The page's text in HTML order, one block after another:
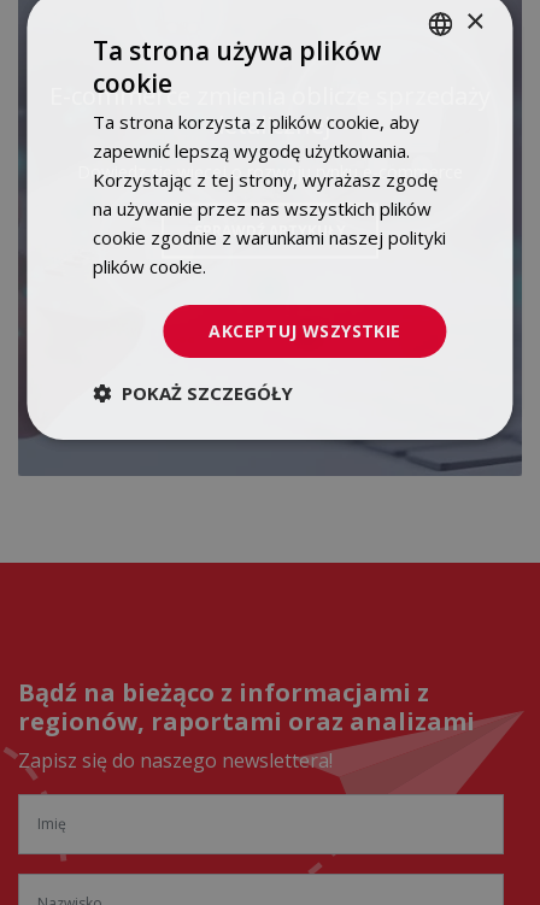
E-commerce zmienia oblicze sprzedaży
detalicznej
Dowiedz się więcej o rozwoju rynku e-commerce
SPRAWDŹ ARTYKUŁY
Bądź na bieżąco z informacjami z
regionów, raportami oraz analizami
Zapisz się do naszego newslettera!
ENGLISH
×
Ta strona używa plików
cookie
Ta strona korzysta z plików cookie, aby
zapewnić lepszą wygodę użytkowania.
Korzystając z tej strony, wyrażasz zgodę
na używanie przez nas wszystkich plików
cookie zgodnie z warunkami naszej polityki
plików cookie.
AKCEPTUJ WSZYSTKIE
POKAŻ SZCZEGÓŁY